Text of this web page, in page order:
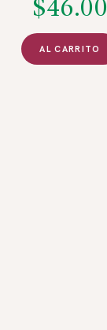
$46.00
AL CARRITO